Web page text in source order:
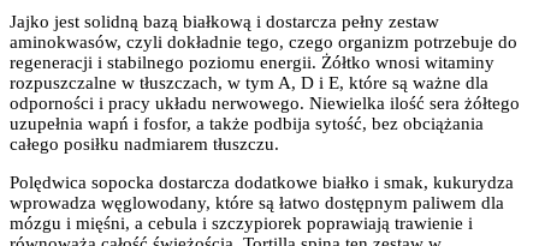
Jajko jest solidną bazą białkową i dostarcza pełny zestaw
aminokwasów, czyli dokładnie tego, czego organizm potrzebuje do
regeneracji i stabilnego poziomu energii. Żółtko wnosi witaminy
rozpuszczalne w tłuszczach, w tym A, D i E, które są ważne dla
odporności i pracy układu nerwowego. Niewielka ilość sera żółtego
uzupełnia wapń i fosfor, a także podbija sytość, bez obciążania
całego posiłku nadmiarem tłuszczu.
Polędwica sopocka dostarcza dodatkowe białko i smak, kukurydza
wprowadza węglowodany, które są łatwo dostępnym paliwem dla
mózgu i mięśni, a cebula i szczypiorek poprawiają trawienie i